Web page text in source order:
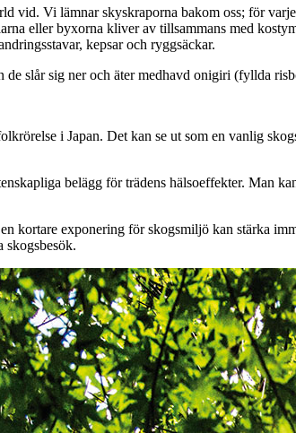
vid. Vi lämnar skyskraporna bakom oss; för
eller byxorna kliver av tillsammans med
kepsar och ryggsäckar.
de slår sig ner och äter medhavd onigiri (fyllda
i Japan. Det kan se ut som en vanlig
belägg för trädens hälsoeffekter. Man
kortare exponering för skogsmiljö kan stärka
skogsbesök.